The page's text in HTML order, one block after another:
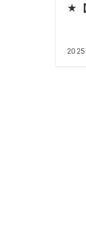
★【
2025